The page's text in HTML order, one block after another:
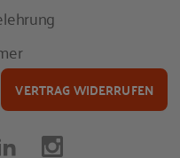
VERTRAG WIDERRUFEN